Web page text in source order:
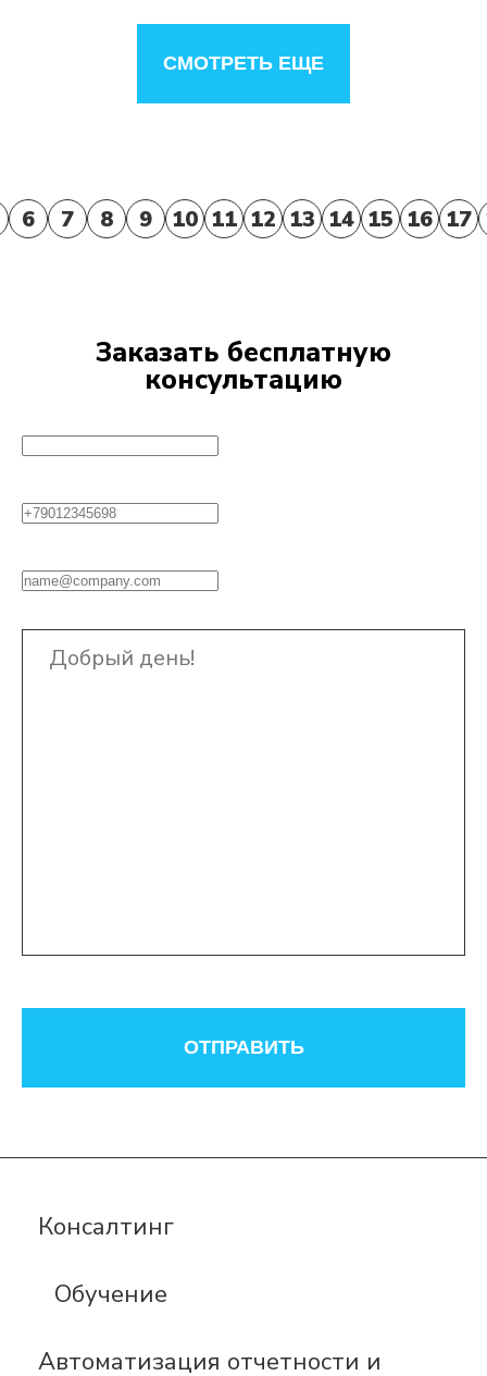
СМОТРЕТЬ ЕЩЕ
6 7 8 9 10 11 12 13 14 15 16 17
Заказать бесплатную
консультацию
ОТПРАВИТЬ
Консалтинг
Обучение
Автоматизация отчетности и